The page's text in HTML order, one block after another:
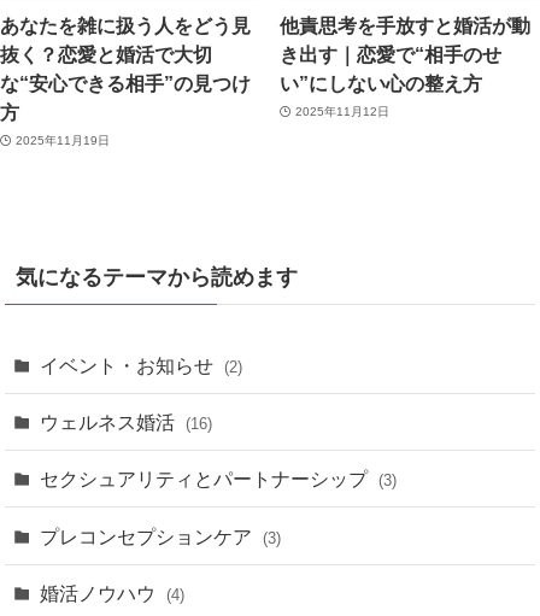
あなたを雑に扱う人をどう見
抜く？恋愛と婚活で大切
な“安心できる相手”の見つけ
方
2025年11月19日
他責思考を手放すと婚活が動
き出す｜恋愛で“相手のせ
い”にしない心の整え方
2025年11月12日
気になるテーマから読めます
イベント・お知らせ (2)
ウェルネス婚活 (16)
セクシュアリティとパートナーシップ (3)
プレコンセプションケア (3)
婚活ノウハウ (4)